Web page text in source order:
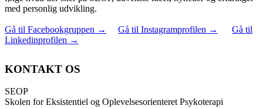
med personlig udvikling.
Gå til Facebookgruppen → Gå til Instagramprofilen →
Gå til
Linkedinprofilen →
KONTAKT OS
SEOP
Skolen for Eksistentiel og Oplevelsesorienteret Psykoterapi